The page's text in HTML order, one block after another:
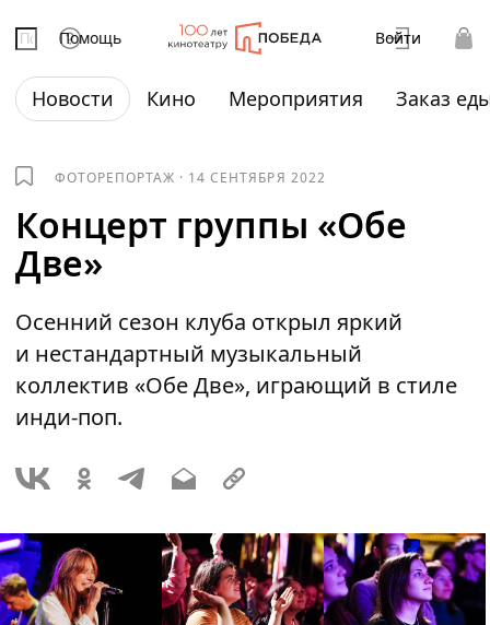
Помощь Войти
Новости Кино Мероприятия Заказ
ФОТОРЕПОРТАЖ · 14 СЕНТЯБРЯ 2022
Концерт группы «Обе
Две»
Осенний сезон клуба открыл яркий
и нестандартный музыкальный
коллектив «Обе Две», играющий в стиле
инди-поп.